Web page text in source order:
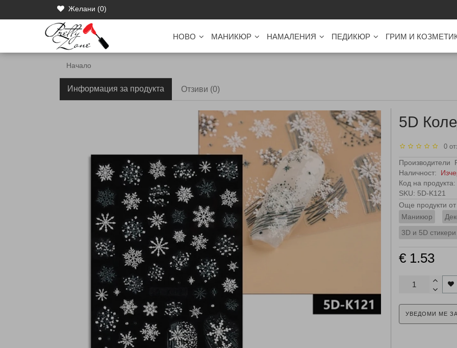
Желани (0)
НОВО МАНИКЮР НАМАЛЕНИЯ ПЕДИКЮР ГРИМ И
Начало
Информация за продукта Отзиви (0)
5D
0
Производители
Наличност:
Код на продукта:
SKU: 5D-K121
Още продукти от
Маникюр
3D и 5D стикери
€ 1.53
УВЕДОМИ МЕ